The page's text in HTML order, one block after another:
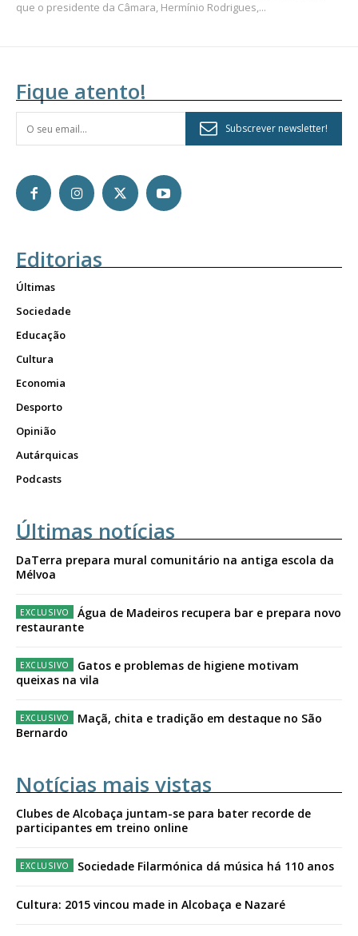
que o presidente da Câmara, Hermínio Rodrigues,...
Fique atento!
Subscrever newsletter!
Editorias
Últimas
Sociedade
Educação
Cultura
Economia
Desporto
Opinião
Autárquicas
Podcasts
Últimas notícias
DaTerra prepara mural comunitário na antiga escola da
Mélvoa
Água de Madeiros recupera bar e prepara novo
restaurante
Gatos e problemas de higiene motivam
queixas na vila
Maçã, chita e tradição em destaque no São
Bernardo
Notícias mais vistas
Clubes de Alcobaça juntam-se para bater recorde de
participantes em treino online
Sociedade Filarmónica dá música há 110 anos
Cultura: 2015 vincou made in Alcobaça e Nazaré